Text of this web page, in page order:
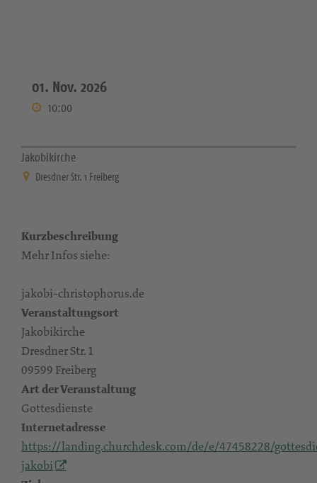
01. Nov. 2026
10:00
Jakobikirche
Dresdner Str. 1 Freiberg
Kurzbeschreibung
Mehr Infos siehe:
jakobi-christophorus.de
Veranstaltungsort
Jakobikirche
Dresdner Str. 1
09599 Freiberg
Art der Veranstaltung
Gottesdienste
Internetadresse
https://landing.churchdesk.com/de/e/47458228/
jakobi